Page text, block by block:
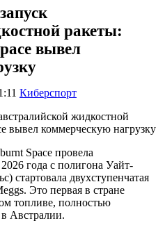
ракеты:
вывел
Киберспорт
Space провела
года с полигона Уайт-
двухступенчатая
Это первая в стране
топливе, полностью
в Австралии.